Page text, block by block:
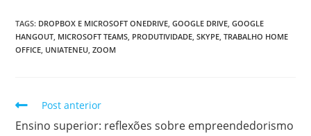
TAGS: DROPBOX E MICROSOFT ONEDRIVE GOOGLE DRIVE GOOGLE
HANGOUT MICROSOFT TEAMS PRODUTIVIDADE SKYPE TRABALHO HOME
OFFICE UNIATENEU ZOOM
Post anterior
Ensino superior: reflexões sobre empreendedorismo